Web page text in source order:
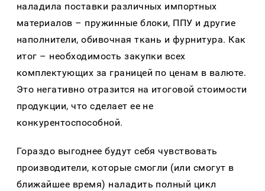
наладила поставки различных импортных
материалов – пружинные блоки, ППУ и другие
наполнители, обивочная ткань и фурнитура. Как
итог – необходимость закупки всех
комплектующих за границей по ценам в валюте.
Это негативно отразится на итоговой стоимости
продукции, что сделает ее не
конкурентоспособной.
Гораздо выгоднее будут себя чувствовать
производители, которые смогли (или смогут в
ближайшее время) наладить полный цикл